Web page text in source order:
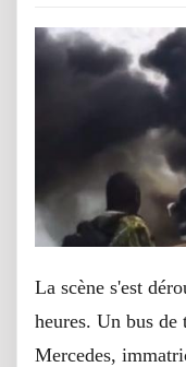
La scène s'est
heures. Un bus de
Mercedes,